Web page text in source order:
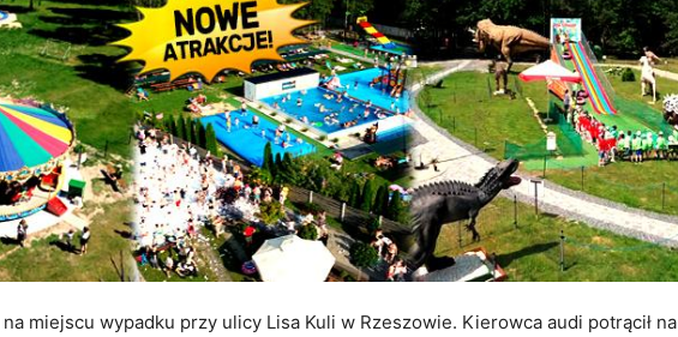
miejscu wypadku przy ulicy Lisa Kuli w Rzeszowie. Kierowca audi potrącił na